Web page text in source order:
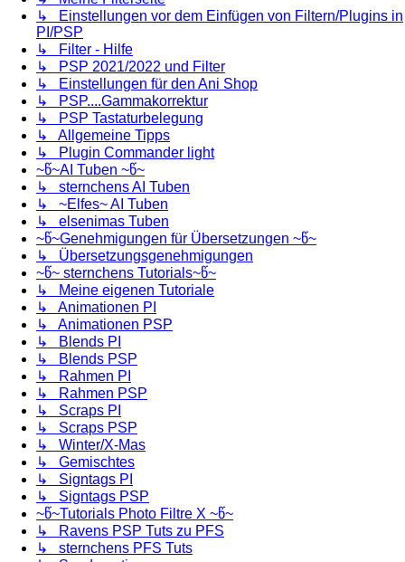
↳ Einstellungen vor dem Einfügen von Filtern/Plugins in
PI/PSP
↳ Filter - Hilfe
↳ PSP 2021/2022 und Filter
↳ Einstellungen für den Ani Shop
↳ PSP....Gammakorrektur
↳ PSP Tastaturbelegung
↳ Allgemeine Tipps
↳ Plugin Commander light
~წ~AI Tuben ~წ~
↳ sternchens AI Tuben
↳ ~Elfes~ AI Tuben
↳ elsenimas Tuben
~წ~Genehmigungen für Übersetzungen ~წ~
↳ Übersetzungsgenehmigungen
~წ~ sternchens Tutorials~წ~
↳ Meine eigenen Tutoriale
↳ Animationen PI
↳ Animationen PSP
↳ Blends PI
↳ Blends PSP
↳ Rahmen PI
↳ Rahmen PSP
↳ Scraps PI
↳ Scraps PSP
↳ Winter/X-Mas
↳ Gemischtes
↳ Signtags PI
↳ Signtags PSP
~წ~Tutorials Photo Filtre X ~წ~
↳ Ravens PSP Tuts zu PFS
↳ sternchens PFS Tuts